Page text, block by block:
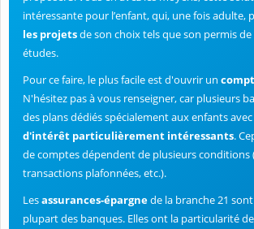
intéressante pour l’enfant, qui, une fois adulte,
les projetsde son choix tels que son permis
études.
Pour ce faire, le plus facile est d'ouvrir un
N'hésitez pas à vous renseigner, car plusieurs
des plans dédiés spécialement aux enfants
d'intérêt particulièrement intéressants.
de comptes dépendent de plusieurs conditions
transactions plafonnées, etc.).
Lesassurances-épargnede la branche 21
plupart des banques. Elles ont la particularité